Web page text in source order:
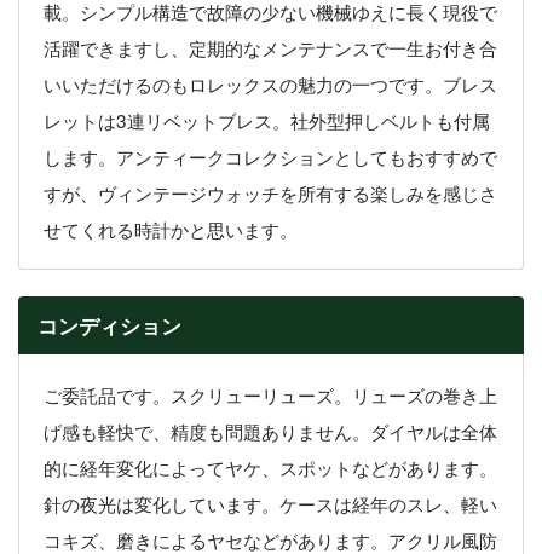
載。シンプル構造で故障の少ない機械ゆえに長く現役で
活躍できますし、定期的なメンテナンスで一生お付き合
いいただけるのもロレックスの魅力の一つです。ブレス
レットは3連リベットブレス。社外型押しベルトも付属
します。アンティークコレクションとしてもおすすめで
すが、ヴィンテージウォッチを所有する楽しみを感じさ
せてくれる時計かと思います。
コンディション
ご委託品です。スクリューリューズ。リューズの巻き上
げ感も軽快で、精度も問題ありません。ダイヤルは全体
的に経年変化によってヤケ、スポットなどがあります。
針の夜光は変化しています。ケースは経年のスレ、軽い
コキズ、磨きによるヤセなどがあります。アクリル風防